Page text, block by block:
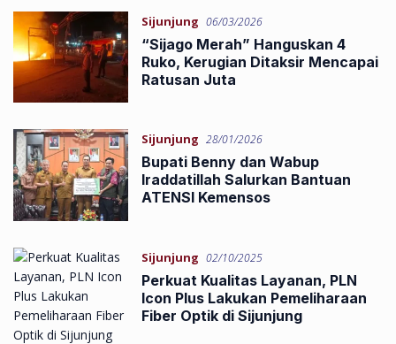
Sijunjung 06/03/2026
“Sijago Merah” Hanguskan 4
Ruko, Kerugian Ditaksir Mencapai
Ratusan Juta
Sijunjung 28/01/2026
Bupati Benny dan Wabup
Iraddatillah Salurkan Bantuan
ATENSI Kemensos
Sijunjung 02/10/2025
Perkuat Kualitas Layanan, PLN
Icon Plus Lakukan Pemeliharaan
Fiber Optik di Sijunjung